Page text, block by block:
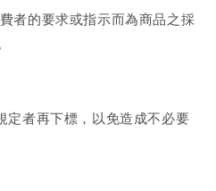
者的要求或指示而為商品之採
定者再下標，以免造成不必要